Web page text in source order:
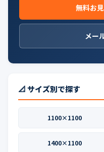
無料お
メー
📐 サイズ別で探す
1100×1100
1400×1100